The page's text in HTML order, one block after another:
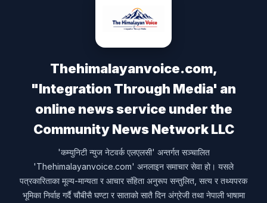
Thehimalayanvoice.com,
"Integration Through Media' an
online news service under the
Community News Network LLC
'कम्युनिटी न्युज नेटवर्क एलएलसी' अन्तर्गत सञ्चालित
'Thehimalayanvoice.com' अनलाइन समाचार सेवा हो। यसले
पत्रकारिताका मूल्य-मान्यता र आचार संहिता अनुरूप सन्तुलित, सत्य र तथ्यपरक
भूमिका निर्वाह गर्दै चौबीसै घण्टा र साताको सातै दिन अंग्रेजी तथा नेपाली भाषामा